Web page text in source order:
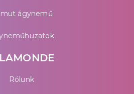
ágynemű
Rólunk